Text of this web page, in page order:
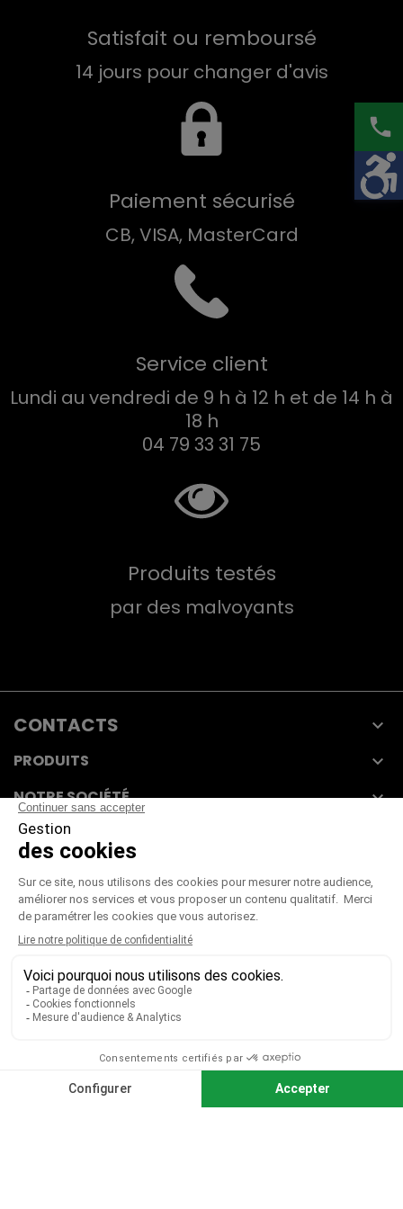
Satisfait ou remboursé
14 jours pour changer d'avis
Paiement sécurisé
CB, VISA, MasterCard
Service client
Lundi au vendredi de 9 h à 12 h et de 14 h à
18 h
04 79 33 31 75
Produits testés
par des malvoyants
CONTACTS 
PRODUITS 
NOTRE SOCIÉTÉ 
VOTRE COMPTE
CGV|CGU |Mentions légales
Paiement sécurisé
Télécharger notre catalogue
© 2026 TOUS DROITS RÉSERVÉS MIEUX VOIR
phone